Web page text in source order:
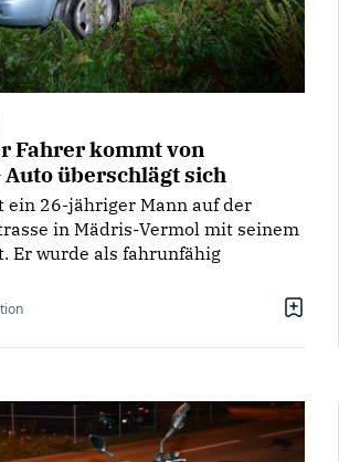
Fahrer kommt von
Auto überschlägt sich
ein 26-jähriger Mann auf der
in Mädris-Vermol mit seinem
Er wurde als fahrunfähig